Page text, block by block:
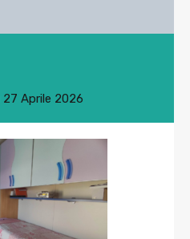
27 Aprile 2026